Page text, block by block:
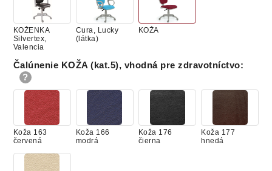
KOŽENKA
Silvertex,
Valencia
Cura, Lucky
(látka)
KOŽA
Čalúnenie KOŽA (kat.5), vhodná pre zdravotníctvo:
Koža 163
červená
Koža 166
modrá
Koža 176
čierna
Koža 177
hnedá